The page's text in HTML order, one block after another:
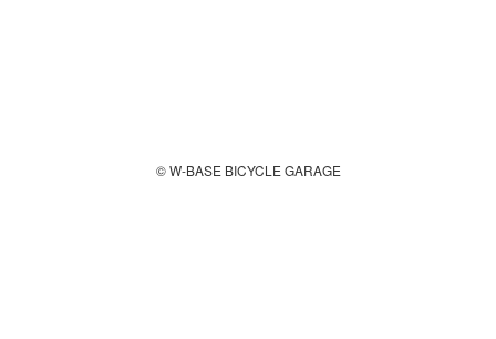
© W-BASE BICYCLE GARAGE